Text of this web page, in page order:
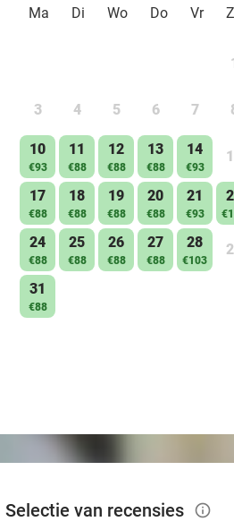
Ma
Di Wo Do Vr
3 4 5 6 7
10
€93
11
€88
12
€88
13
€88
14
€93
17
€88
18
€88
19
€88
20
€88
21
€93
24
€88
25
€88
26
€88
27
€88
28
€103
31
€88
Selectie van recensies info_outlined